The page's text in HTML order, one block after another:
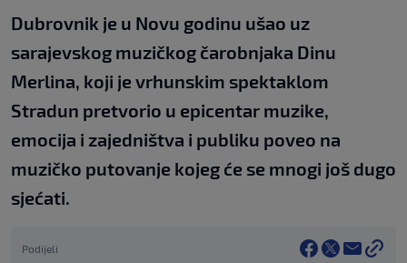
Dubrovnik je u Novu godinu ušao uz
sarajevskog muzičkog čarobnjaka Dinu
Merlina, koji je vrhunskim spektaklom
Stradun pretvorio u epicentar muzike,
emocija i zajedništva i publiku poveo na
muzičko putovanje kojeg će se mnogi još dugo
sjećati.
Podijeli